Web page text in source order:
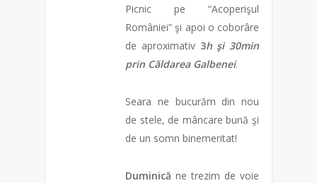
Picnic pe “Acoperişul
României” şi apoi o coborâre
de aproximativ 3h şi 30min
prin Căldarea Galbenei.
Seara ne bucurăm din nou
de stele, de mâncare bună şi
de un somn binemeritat!
Duminică ne trezim de voie